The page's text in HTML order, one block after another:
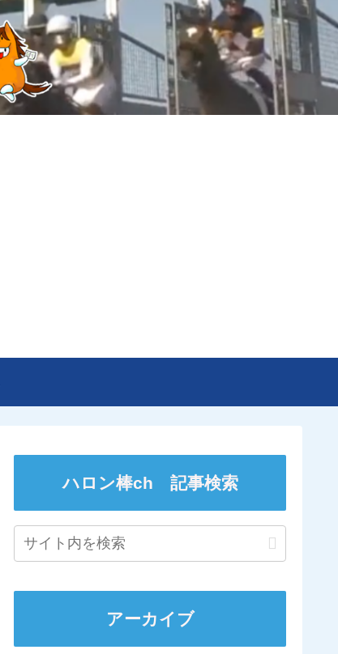
ハロン棒ch 記事検索
アーカイブ